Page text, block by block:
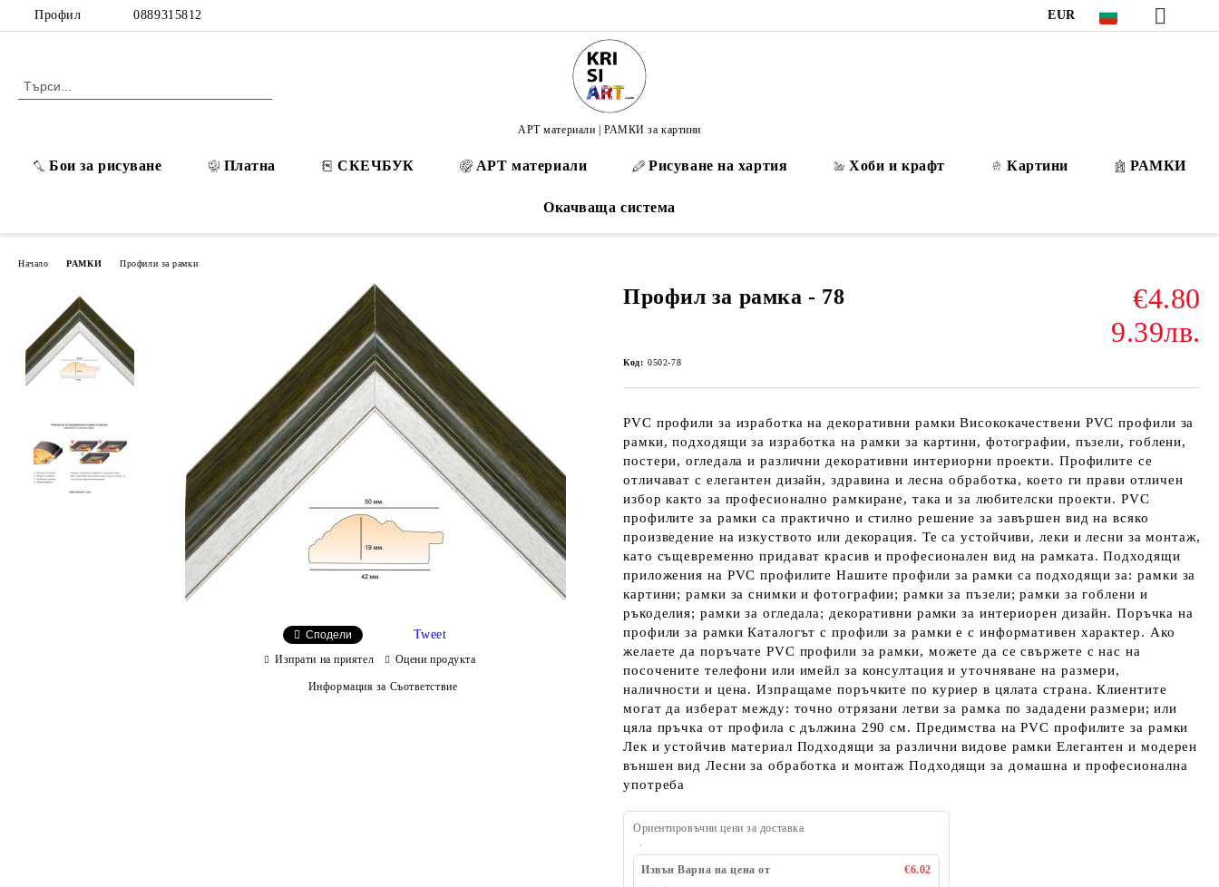
Профил 0889315812 EUR
АРТ материали | РАМКИ за картини
Бои за рисуване Платна СКЕЧБУК АРТ материали Рисуване на хартия Хоби и крафт Картини РАМКИ
Окачваща система
Начало РАМКИ Профили за рамки
Профил за рамка - 78
€4.80
9.39лв.
Код: 0502-78
PVC профили за изработка на декоративни рамки Висококачествени PVC профили за
рамки, подходящи за изработка на рамки за картини, фотографии, пъзели, гоблени,
постери, огледала и различни декоративни интериорни проекти. Профилите се
отличават с елегантен дизайн, здравина и лесна обработка, което ги прави отличен
избор както за професионално рамкиране, така и за любителски проекти. PVC
профилите за рамки са практично и стилно решение за завършен вид на всяко
произведение на изкуството или декорация. Те са устойчиви, леки и лесни за монтаж,
като същевременно придават красив и професионален вид на рамката. Подходящи
приложения на PVC профилите Нашите профили за рамки са подходящи за: рамки за
картини; рамки за снимки и фотографии; рамки за пъзели; рамки за гоблени и
ръкоделия; рамки за огледала; декоративни рамки за интериорен дизайн. Поръчка на
профили за рамки Каталогът с профили за рамки е с информативен характер. Ако
желаете да поръчате PVC профили за рамки, можете да се свържете с нас на
посочените телефони или имейл за консултация и уточняване на размери,
наличности и цена. Изпращаме поръчките по куриер в цялата страна. Клиентите
могат да изберат между: точно отрязани летви за рамка по зададени размери; или
цяла пръчка от профила с дължина 290 см. Предимства на PVC профилите за рамки
Лек и устойчив материал Подходящи за различни видове рамки Елегантен и модерен
външен вид Лесни за обработка и монтаж Подходящи за домашна и професионална
употреба
Ориентировъчни цени за доставка
Извън Варна на цена от
€6.02
Сподели Tweet
Изпрати на приятел Оцени продукта
Информация за Съответствие